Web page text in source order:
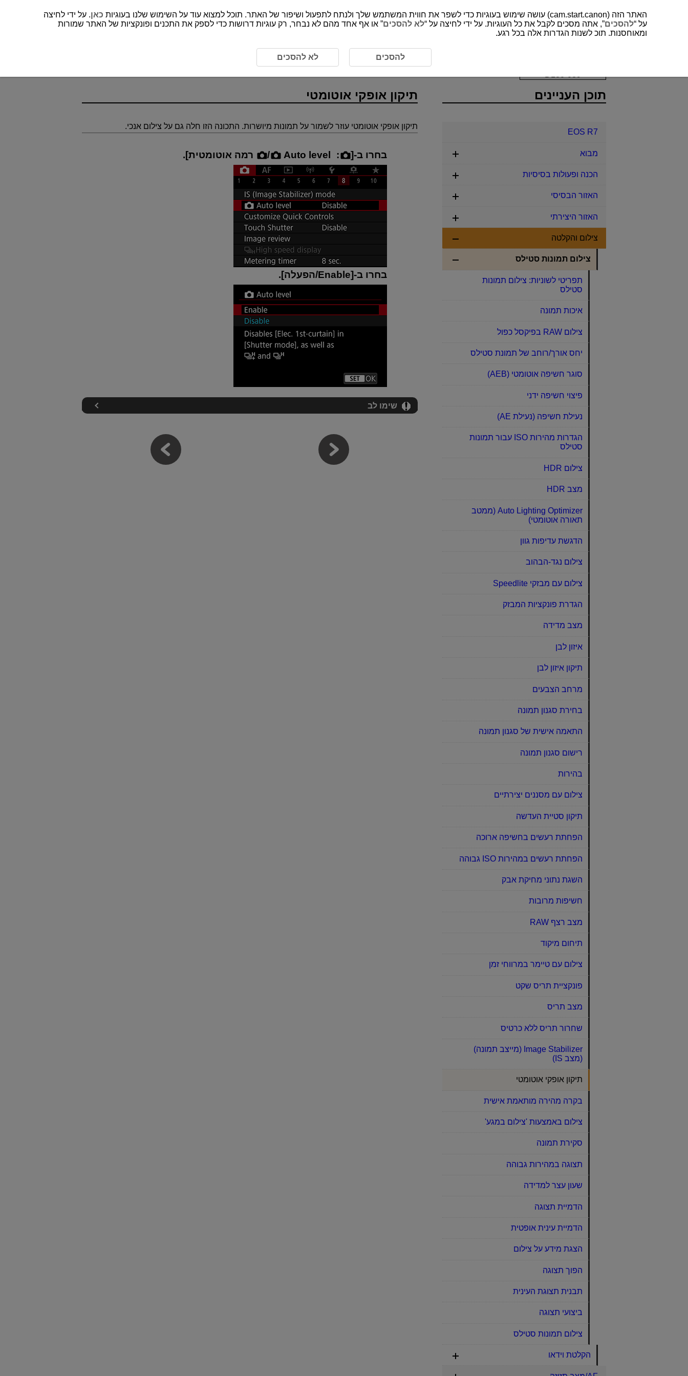
צילום תמונות סטילס תיקון אופקי אוטומטי
תיקון אופקי אוטומטי
תיקון אופקי אוטומטי עוזר לשמור על תמונות מיושרות. התכונה הזו חלה גם על צילום אנכי.
בחרו ב-[ :
Auto level
/ רמה אוטומטית].
בחרו ב-[Enable/הפעלה ].
שימו לב
תוכן העניינים
EOS R7
מבוא
הכנה ופעולות בסיסיות
האזור הבסיסי
האזור היצירתי
צילום והקלטה
צילום תמונות סטילס
תפריטי לשוניות: צילום תמונות
סטילס
איכות תמונה
צילום RAW בפיקסל כפול
יחס אורך/רוחב של תמונת סטילס
סוגר חשיפה אוטומטי (AEB)
פיצוי חשיפה ידני
נעילת חשיפה (נעילת AE)
הגדרות מהירות ISO עבור תמונות
סטילס
צילום HDR
מצב HDR
Auto Lighting Optimizer (ממטב
תאורה אוטומטי)
הדגשת עדיפות גוון
צילום נגד-הבהוב
צילום עם מבזקי Speedlite
הגדרת פונקציות המבזק
מצב מדידה
איזון לבן
תיקון איזון לבן
מרחב הצבעים
בחירת סגנון תמונה
התאמה אישית של סגנון תמונה
רישום סגנון תמונה
בהירות
צילום עם מסננים יצירתיים
תיקון סטיית העדשה
הפחתת רעשים בחשיפה ארוכה
הפחתת רעשים במהירות ISO גבוהה
השגת נתוני מחיקת אבק
חשיפות מרובות
מצב רצף RAW‏
תיחום מיקוד
צילום עם טיימר במרווחי זמן
פונקציית תריס שקט
מצב תריס
שחרור תריס ללא כרטיס
Image Stabilizer (מייצב תמונה)
(מצב IS)
תיקון אופקי אוטומטי
בקרה מהירה מותאמת אישית
צילום באמצעות 'צילום במגע'
סקירת תמונה
תצוגה במהירות גבוהה
שעון עצר למדידה
הדמיית תצוגה
הדמיית עינית אופטית
הצגת מידע על צילום
הפוך תצוגה
תבנית תצוגת העינית
ביצועי תצוגה
צילום תמונות סטילס
הקלטת וידאו
האתר הזה (cam.start.canon) עושה שימוש בעוגיות כדי לשפר את חווית המשתמש שלך ולנתח לתפעול ושיפור של האתר. תוכל למצוא עוד על השימוש שלנו בעוגיות כאן. על ידי לחיצה
על “להסכים”, אתה מסכים לקבל את כל העוגיות. על ידי לחיצה על “לא להסכים” או אף אחד מהם לא נבחר, רק עוגיות דרושות כדי לספק את התכנים ופונקציות של האתר שמורות
ומאוחסנות. תוכ לשנות הגדרות אלה בכל רגע.
להסכים לא להסכים